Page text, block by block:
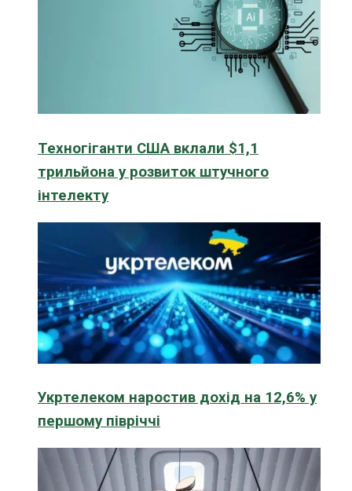
Техногіганти США вклали $1,1
трильйона у розвиток штучного
інтелекту
Укртелеком наростив дохід на 12,6% у
першому півріччі